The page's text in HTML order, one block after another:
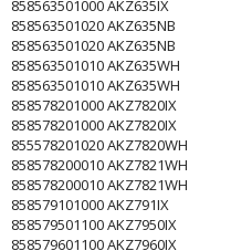
858563501000 AKZ635IX
858563501020 AKZ635NB
858563501020 AKZ635NB
858563501010 AKZ635WH
858563501010 AKZ635WH
858578201000 AKZ7820IX
858578201000 AKZ7820IX
855578201020 AKZ7820WH
858578200010 AKZ7821WH
858578200010 AKZ7821WH
858579101000 AKZ791IX
858579501100 AKZ7950IX
858579601100 AKZ7960IX